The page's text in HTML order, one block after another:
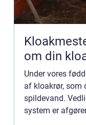
om din
Under vores
af kloakrør, som
spildevand.
system er